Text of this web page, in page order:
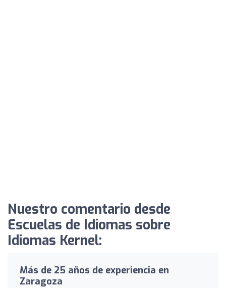
Nuestro comentario desde
Escuelas de Idiomas sobre
Idiomas Kernel:
Más de 25 años de experiencia en
Zaragoza